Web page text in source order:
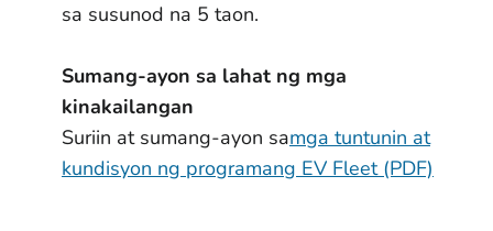
sa susunod na 5 taon.
Sumang-ayon sa lahat ng mga
kinakailangan
Suriin at sumang-ayon samga tuntunin at
kundisyon ng programang EV Fleet (PDF)